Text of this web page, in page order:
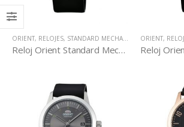
ORIENT, RELOJES, STANDARD MECHANICAL
Reloj Orient Standard Mechanical AC05003B
ORIENT,